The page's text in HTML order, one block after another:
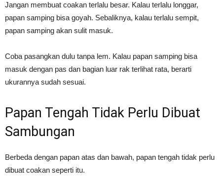
Jangan membuat coakan terlalu besar. Kalau terlalu longgar,
papan samping bisa goyah. Sebaliknya, kalau terlalu sempit,
papan samping akan sulit masuk.
Coba pasangkan dulu tanpa lem. Kalau papan samping bisa
masuk dengan pas dan bagian luar rak terlihat rata, berarti
ukurannya sudah sesuai.
Papan Tengah Tidak Perlu Dibuat
Sambungan
Berbeda dengan papan atas dan bawah, papan tengah tidak perlu
dibuat coakan seperti itu.